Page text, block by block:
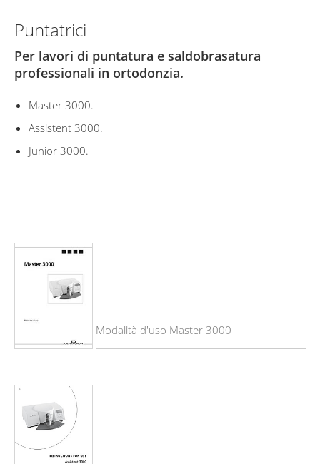
Puntatrici
Per lavori di puntatura e saldobrasatura
professionali in ortodonzia.
Master 3000.
Assistent 3000.
Junior 3000.
Modalità d'uso Master 3000